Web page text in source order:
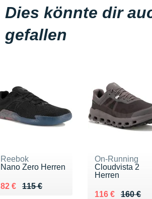
Dies könnte dir
gefallen
Reebok
Nano Zero Herren
115 €
Au lieu de 115 €
82 €
Vendu 82 €
On-Running
Cloudvista 2
Herren
160 €
Au lieu de 160 €
116 €
Vendu 116 €